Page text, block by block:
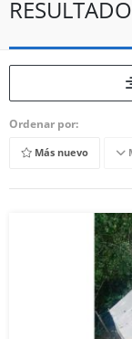
Ordenar por:
Más nuevo